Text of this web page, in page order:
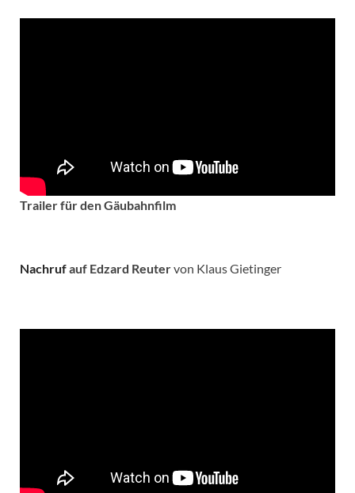
Trailer für den Gäubahnfilm
Nachrufauf Edzard Reutervon Klaus Gietinger